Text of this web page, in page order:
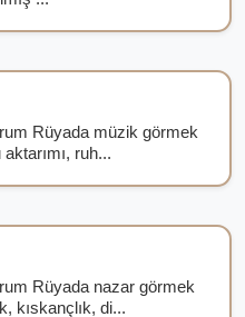
Rüyada müzik görmek
ruh...
Rüyada nazar görmek
kıskançlık, di...